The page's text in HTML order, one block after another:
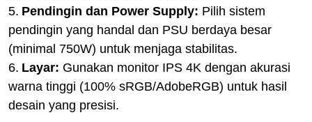
5. Pendingin dan Power Supply: Pilih sistem
pendingin yang handal dan PSU berdaya besar
(minimal 750W) untuk menjaga stabilitas.
6. Layar: Gunakan monitor IPS 4K dengan akurasi
warna tinggi (100% sRGB/AdobeRGB) untuk hasil
desain yang presisi.